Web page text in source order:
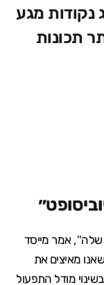
נקודות מגע
תכונות
שלה", אמר מייסד
מאיצים את
מודל התפעול